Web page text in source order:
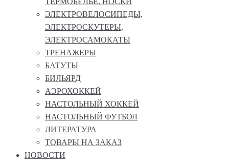
ЭЛЕКТРОВЕЛОСИПЕДЫ,
ЭЛЕКТРОСКУТЕРЫ,
ЭЛЕКТРОСАМОКАТЫ
ТРЕНАЖЕРЫ
БАТУТЫ
БИЛЬЯРД
АЭРОХОККЕЙ
НАСТОЛЬНЫЙ ХОККЕЙ
НАСТОЛЬНЫЙ ФУТБОЛ
ЛИТЕРАТУРА
ТОВАРЫ НА ЗАКАЗ
НОВОСТИ